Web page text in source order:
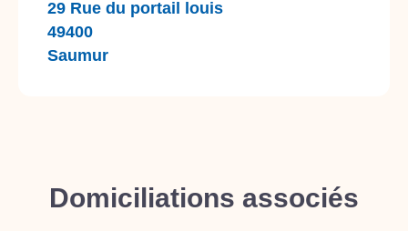
29 Rue du portail louis
49400
Saumur
Domiciliations associés